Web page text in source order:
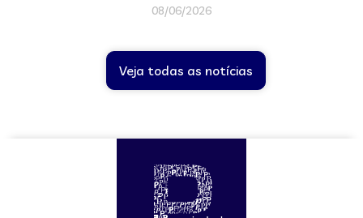
08/06/2026
Veja todas as notícias